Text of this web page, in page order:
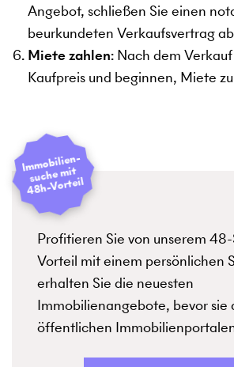
Angebot, schließen Sie einen
beurkundeten Verkaufsvertrag
Miete zahlen: Nach dem
Kaufpreis und beginnen, Miete
Profitieren Sie von unserem
Vorteil mit einem persönlichen
erhalten Sie die neuesten
Immobilienangebote, bevor sie
öffentlichen
I
mmobilien­
suche mit
48h-Vorteil